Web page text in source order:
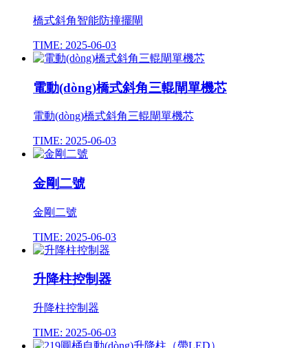
橋式斜角智能防撞擺閘
TIME: 2025-06-03
電動(dòng)橋式斜角三輥閘單機芯
電動(dòng)橋式斜角三輥閘單機芯
TIME: 2025-06-03
金剛二號
金剛二號
TIME: 2025-06-03
升降柱控制器
升降柱控制器
TIME: 2025-06-03